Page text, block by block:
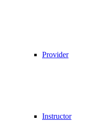
Provider
Instructor